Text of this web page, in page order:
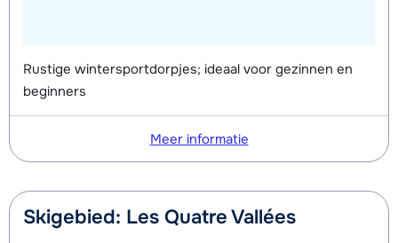
Rustige wintersportdorpjes; ideaal voor gezinnen en
beginners
Meer informatie
Skigebied: Les Quatre Vallées